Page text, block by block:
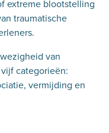
extreme blootstelling
traumatische
van
categorieën:
vermijding en